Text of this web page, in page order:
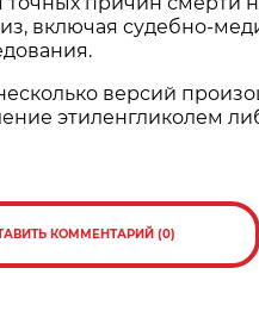
включая судебно-
версий
этиленгликолем
КОММЕНТАРИЙ (0)